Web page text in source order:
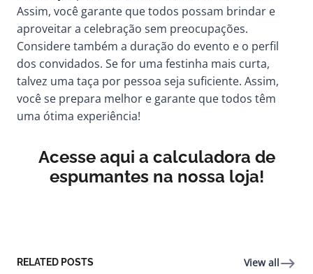
Assim, você garante que todos possam brindar e
aproveitar a celebração sem preocupações.
Considere também a duração do evento e o perfil
dos convidados. Se for uma festinha mais curta,
talvez uma taça por pessoa seja suficiente. Assim,
você se prepara melhor e garante que todos têm
uma ótima experiência!
Acesse aqui a calculadora de
espumantes na nossa loja!
RELATED POSTS View all